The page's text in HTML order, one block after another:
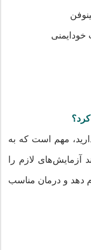
خودایمنی
مهم است که به
آزمایش‌های لازم را
دهد و درمان مناسب